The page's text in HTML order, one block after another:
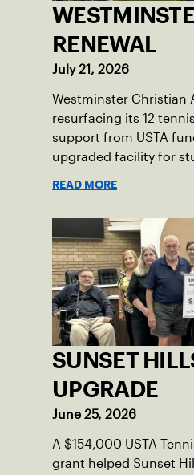
RENEWAL
July 21, 2026
Westminster Christian
resurfacing its 12
support from USTA
upgraded facility for
READ MORE
SUNSET
UPGRADE
June 25, 2026
A $154,000 USTA
grant helped Sunset